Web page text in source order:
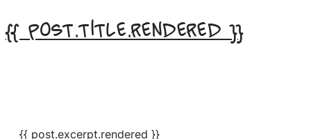
{{ post.title.rendered }}
{{ post.excerpt.rendered }}